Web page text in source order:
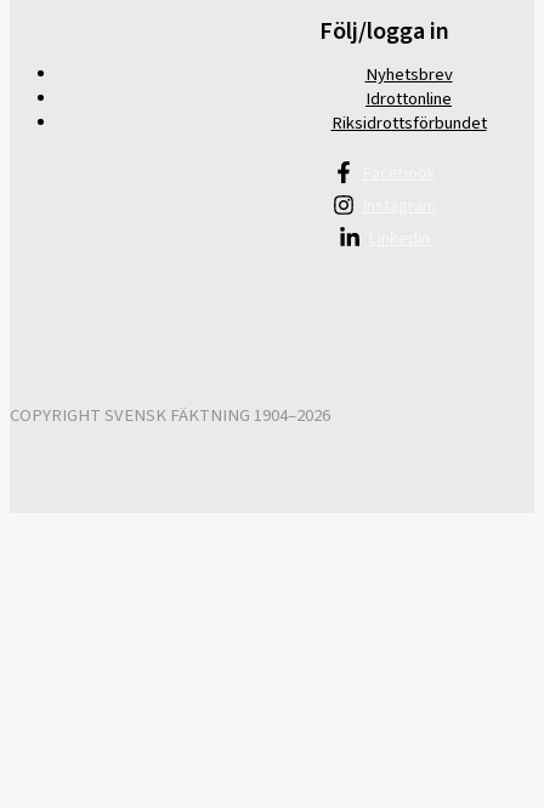
Följ/logga in
Nyhetsbrev
Idrottonline
Riksidrottsförbundet
COPYRIGHT SVENSK FÄKTNING 1904–2026